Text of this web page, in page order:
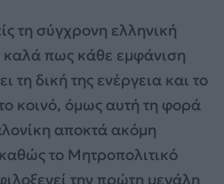
τη σύγχρονη ελληνική
καλά πως κάθε εμφάνιση
τη δική της ενέργεια και το
κοινό, όμως αυτή τη φορά
αποκτά ακόμη
το Μητροπολιτικό
την πρώτη μεγάλη